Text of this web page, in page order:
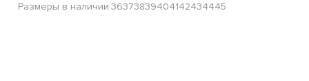
Размеры в наличии:36373839404142434445